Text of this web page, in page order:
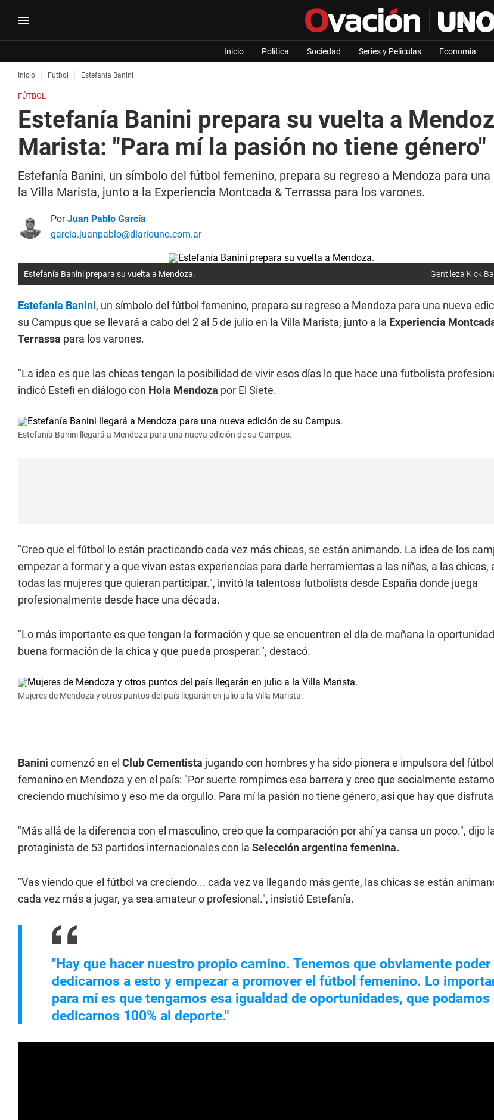
Inicio Política Sociedad Series y Películas Economia
Inicio Fútbol Estefanía Banini
FÚTBOL
Estefanía Banini prepara su vuelta a
Marista: "Para mí la pasión no tiene género"
Estefanía Banini, un símbolo del fútbol femenino, prepara su regreso a Mendoza para
la Villa Marista, junto a la Experiencia Montcada & Terrassa para los varones.
PorJuan Pablo García
garcia.juanpablo@diariouno.com.ar
Estefanía Banini prepara su vuelta a Mendoza. Gentileza Kick
Estefanía Banini, un símbolo del fútbol femenino, prepara su regreso a Mendoza para una nueva
su Campus que se llevará a cabo del 2 al 5 de julio en la Villa Marista, junto a la Experiencia
Terrassa para los varones.
"La idea es que las chicas tengan la posibilidad de vivir esos días lo que hace una futbolista
indicó Estefi en diálogo con Hola Mendoza por El Siete.
Estefanía Banini llegará a Mendoza para una nueva edición de su Campus.
"Creo que el fútbol lo están practicando cada vez más chicas, se están animando. La idea de los
empezar a formar y a que vivan estas experiencias para darle herramientas a las niñas, a las chicas,
todas las mujeres que quieran participar.", invitó la talentosa futbolista desde España donde juega
profesionalmente desde hace una década.
"Lo más importante es que tengan la formación y que se encuentren el día de mañana la
buena formación de la chica y que pueda prosperar.", destacó.
Mujeres de Mendoza y otros puntos del país llegarán en julio a la Villa Marista.
Banini comenzó en el Club Cementista jugando con hombres y ha sido pionera e impulsora del fútbol
femenino en Mendoza y en el país: "Por suerte rompimos esa barrera y creo que socialmente
creciendo muchísimo y eso me da orgullo. Para mí la pasión no tiene género, así que hay que
"Más allá de la diferencia con el masculino, creo que la comparación por ahí ya cansa un poco.", dijo
protaginista de 53 partidos internacionales con la Selección argentina femenina.
"Vas viendo que el fútbol va creciendo... cada vez va llegando más gente, las chicas se están
cada vez más a jugar, ya sea amateur o profesional.", insistió Estefanía.
"Hay que hacer nuestro propio camino. Tenemos que obviamente poder
dedicarnos a esto y empezar a promover el fútbol femenino. Lo
para mí es que tengamos esa igualdad de oportunidades, que podamos
dedicarnos 100% al deporte."